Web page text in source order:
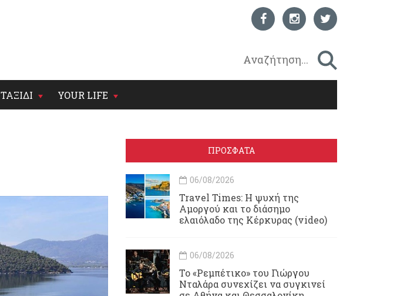
ΤΑΞΙΔΙ YOUR LIFE
ΠΡΟΣΦΑΤΑ
06/08/2026
Travel Times: H ψυχή της
Αμοργού και το διάσημο
ελαιόλαδο της Κέρκυρας (video)
06/08/2026
Το «Ρεμπέτικο» του Γιώργου
Νταλάρα συνεχίζει να συγκινεί